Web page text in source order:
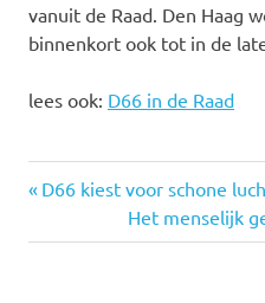
vanuit de Raad. Den Haag
binnenkort ook tot in de
lees ook: D66 in de Raad
den
Bericht
navigatie
Vorige
D66 kiest voor schone
Volgende
bericht:
Het menselijk